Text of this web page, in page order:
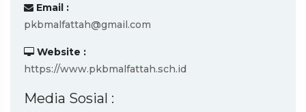
Email :
pkbmalfattah@gmail.com
Website :
https://www.pkbmalfattah.sch.id
Media Sosial :